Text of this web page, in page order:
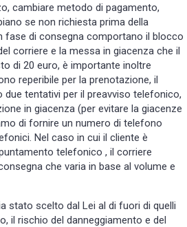
cambiare metodo di pagamento,
se non richiesta prima della
fase di consegna comportano il blocco
corriere e la messa in giacenza che il
di 20 euro, è importante inoltre
reperibile per la prenotazione, il
tentativi per il preavviso telefonico,
in giacenza (per evitare la giacenze
di fornire un numero di telefono
Nel caso in cui il cliente è
telefonico , il corriere
che varia in base al volume e
stato scelto dal Lei al di fuori di quelli
il rischio del danneggiamento e del